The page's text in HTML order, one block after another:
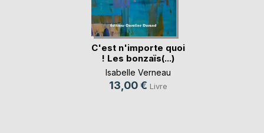
C'est n'importe quoi
! Les bonzaïs(...)
Isabelle Verneau
13,00 € Livre